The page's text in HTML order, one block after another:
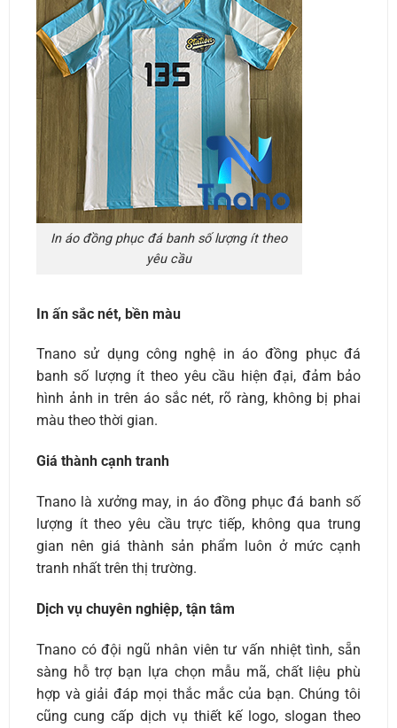
In áo đồng phục đá banh số lượng ít theo
yêu cầu
In ấn sắc nét, bền màu
Tnano sử dụng công nghệ in áo đồng phục đá
banh số lượng ít theo yêu cầu hiện đại, đảm bảo
hình ảnh in trên áo sắc nét, rõ ràng, không bị phai
màu theo thời gian.
Giá thành cạnh tranh
Tnano là xưởng may, in áo đồng phục đá banh số
lượng ít theo yêu cầu trực tiếp, không qua trung
gian nên giá thành sản phẩm luôn ở mức cạnh
tranh nhất trên thị trường.
Dịch vụ chuyên nghiệp, tận tâm
Tnano có đội ngũ nhân viên tư vấn nhiệt tình, sẵn
sàng hỗ trợ bạn lựa chọn mẫu mã, chất liệu phù
hợp và giải đáp mọi thắc mắc của bạn. Chúng tôi
cũng cung cấp dịch vụ thiết kế logo, slogan theo